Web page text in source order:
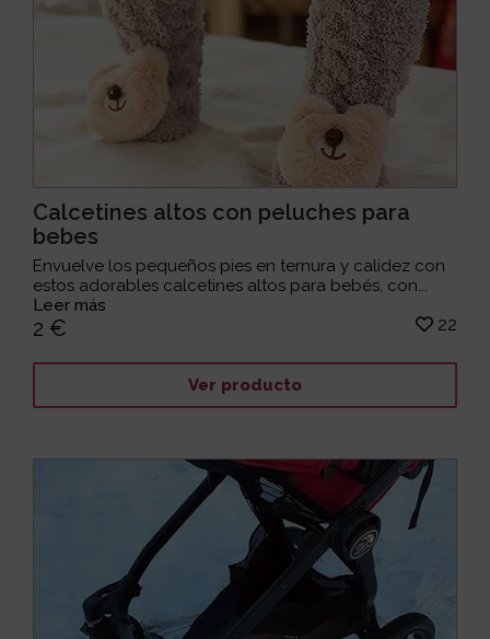
Calcetines altos con peluches para
bebes
Envuelve los pequeños pies en ternura y calidez con
estos adorables calcetines altos para bebés, con...
Leer más
2 € 22
Ver producto